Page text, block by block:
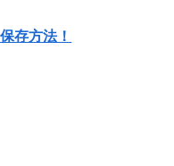
存方法！